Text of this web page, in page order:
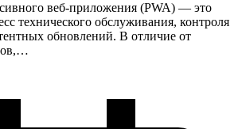
веб-приложения (PWA) — это
технического обслуживания, контроля
обновлений. В отличие от